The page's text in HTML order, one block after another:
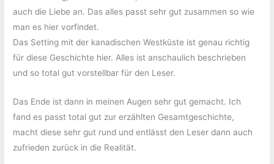
auch die Liebe an. Das alles passt sehr gut zusammen so wie
man es hier vorfindet.
Das Setting mit der kanadischen Westküste ist genau richtig
für diese Geschichte hier. Alles ist anschaulich beschrieben
und so total gut vorstellbar für den Leser.
Das Ende ist dann in meinen Augen sehr gut gemacht. Ich
fand es passt total gut zur erzählten Gesamtgeschichte,
macht diese sehr gut rund und entlässt den Leser dann auch
zufrieden zurück in die Realität.